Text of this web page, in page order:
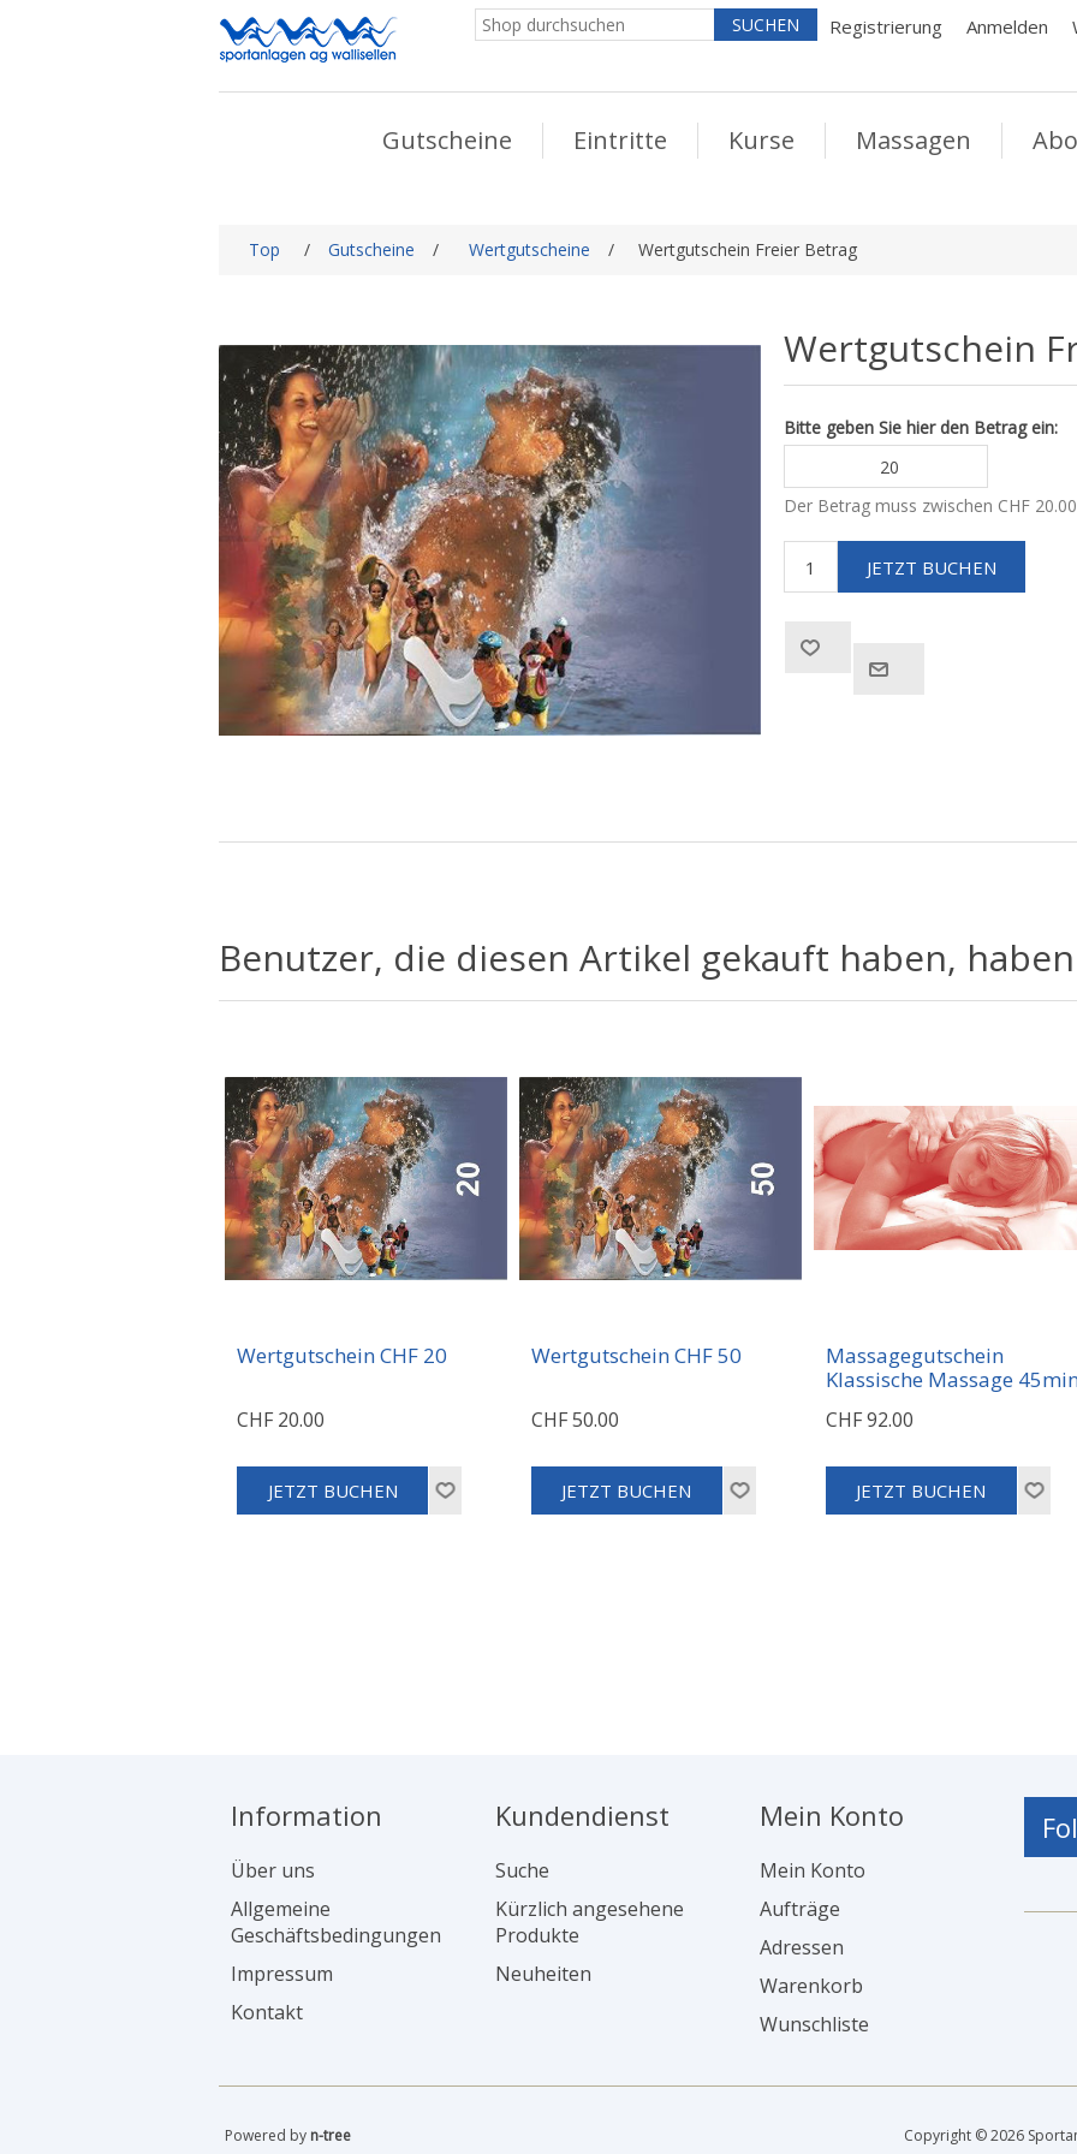
Registrierung Anmelden
Gutscheine Eintritte Kurse Massagen
Top / Gutscheine / Wertgutscheine / Wertgutschein Freier Betrag
Wertgutschein
Bitte geben Sie hier den Betrag ein:
Der Betrag muss zwischen CHF
Benutzer, die diesen Artikel gekauft haben,
Wertgutschein CHF 20
CHF 20.00
Wertgutschein CHF 50
CHF 50.00
Massagegutschein
Klassische Massage
CHF 92.00
Information
Über uns
Allgemeine
Geschäftsbedingungen
Impressum
Kontakt
Kundendienst
Suche
Kürzlich angesehene
Produkte
Neuheiten
Mein Konto
Mein Konto
Aufträge
Adressen
Warenkorb
Wunschliste
Copyright © 2026
Powered by n-tree